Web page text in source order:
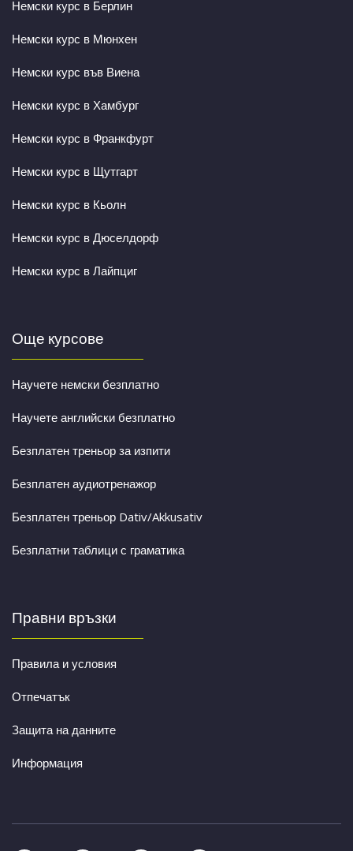
Немски курс в Берлин
Немски курс в Мюнхен
Немски курс във Виена
Немски курс в Хамбург
Немски курс в Франкфурт
Немски курс в Щутгарт
Немски курс в Кьолн
Немски курс в Дюселдорф
Немски курс в Лайпциг
Още курсове
Научете немски безплатно
Научете английски безплатно
Безплатен треньор за изпити
Безплатен аудиотренажор
Безплатен треньор Dativ/Akkusativ
Безплатни таблици с граматика
Правни връзки
Правила и условия
Отпечатък
Защита на данните
Информация